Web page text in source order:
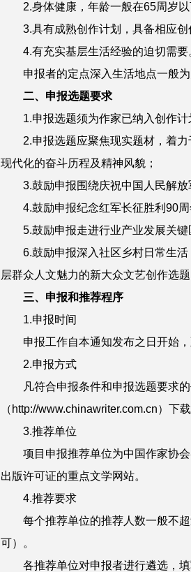
2.身体健康，年龄一般在65周岁以
3.具有成熟创作计划，具备相应创
4.有充实基层生活经验的迫切需要
申报者的定点深入生活地点一般为
二、申报选题要求
1.申报选题须为作家已纳入创作计
2.申报选题应聚焦现实题材，着力
现代化的奋斗历程及精神风貌；
3.鼓励申报围绕庆祝中国人民解放
4.鼓励申报纪念红军长征胜利90周年
5.鼓励申报走进行业产业发展关键
6.鼓励申报深入社区乡村日常生活
层群众人文魅力的新大众文艺创作选题
三、申报和推荐程序
1.申报时间
申报工作自本通知发布之日开始，
2.申报方式
凡符合申报条件和申报选题要求的
（http://www.chinawriter.com.cn）下
3.推荐单位
项目申报推荐单位为中国作家协会
出版许可证的重点文学网站。
4.推荐要求
每个推荐单位的推荐人数一般不超
可）。
各推荐单位对申报者进行遴选，填